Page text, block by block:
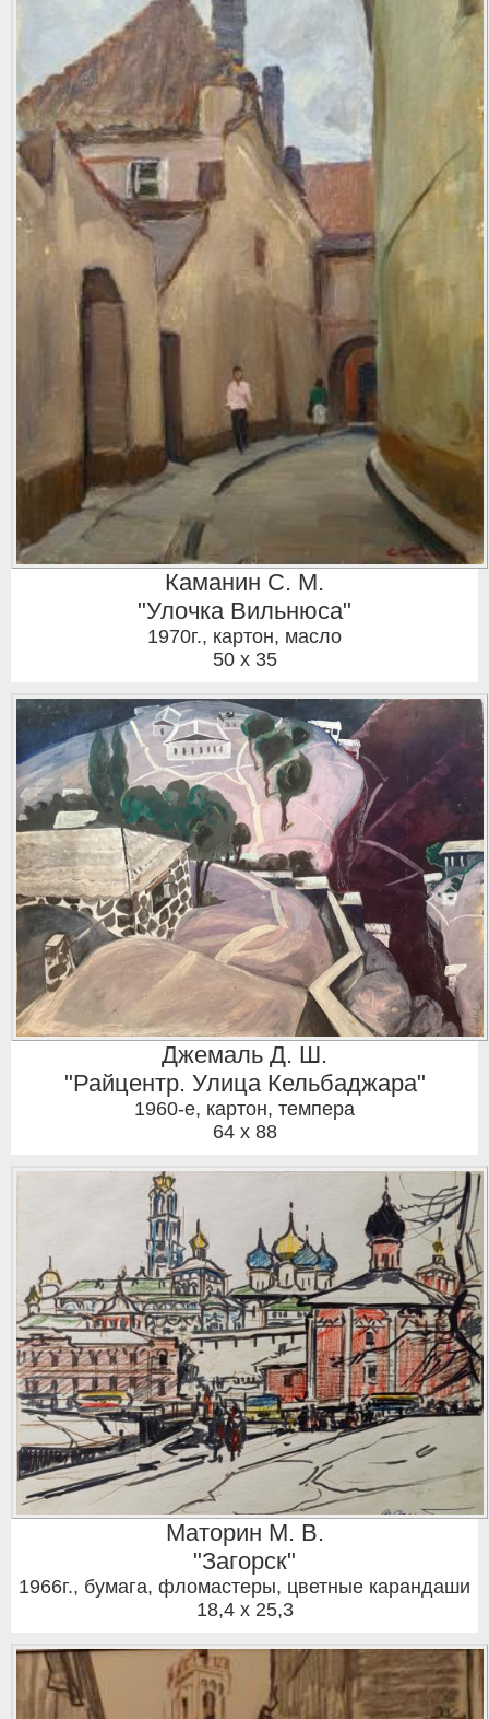
Каманин С. М.
"Улочка Вильнюса"
1970г., картон, масло
50 x 35
Джемаль Д. Ш.
"Райцентр. Улица Кельбаджара"
1960-е, картон, темпера
64 x 88
Маторин М. В.
"Загорск"
1966г., бумага, фломастеры, цветные карандаши
18,4 x 25,3